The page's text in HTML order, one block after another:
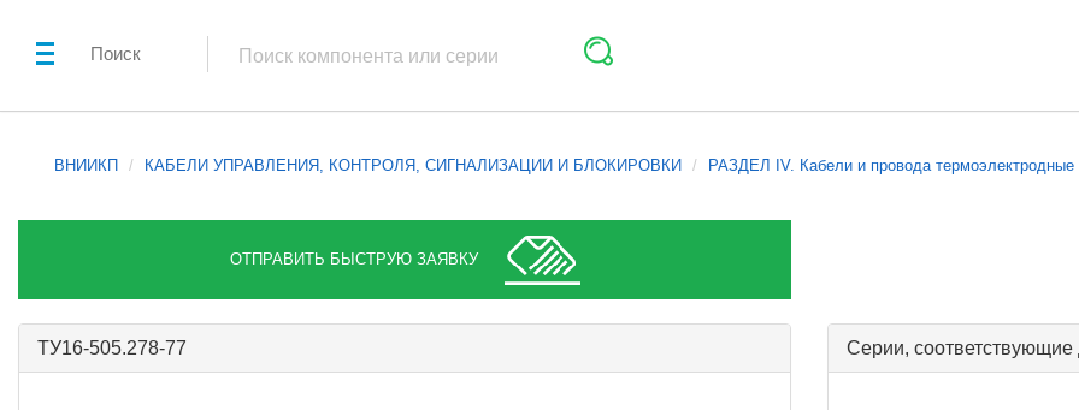
Поиск
ВНИИКП КАБЕЛИ УПРАВЛЕНИЯ, КОНТРОЛЯ, СИГНАЛИЗАЦИИ И БЛОКИРОВКИ РАЗДЕЛ IV. Кабели и провода термоэлектродные
ОТПРАВИТЬ БЫСТРУЮ ЗАЯВКУ
ТУ16-505.278-77 Серии,